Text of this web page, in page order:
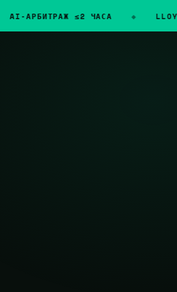
≤2 ЧАСА LLOYD'S